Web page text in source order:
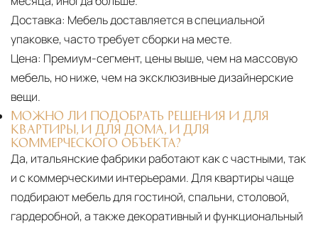
Доставка: Мебель доставляется в специальной
упаковке, часто требует сборки на месте.
Цена: Премиум-сегмент, цены выше, чем на массовую
мебель, но ниже, чем на эксклюзивные дизайнерские
вещи.
МОЖНО ЛИ ПОДОБРАТЬ РЕШЕНИЯ И ДЛЯ
КВАРТИРЫ, И ДЛЯ ДОМА, И ДЛЯ
КОММЕРЧЕСКОГО ОБЪЕКТА?
Да, итальянские фабрики работают как с частными, так
и с коммерческими интерьерами. Для квартиры чаще
подбирают мебель для гостиной, спальни, столовой,
гардеробной, а также декоративный и функциональный